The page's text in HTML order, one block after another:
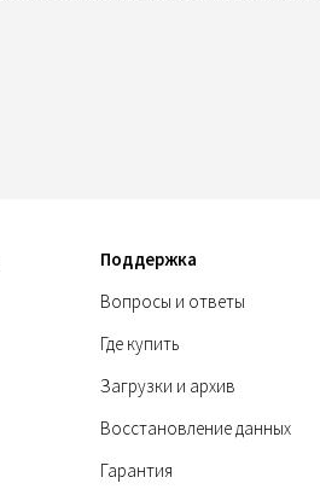
Поддержка
Вопросы и ответы
Где купить
Загрузки и архив
Восстановление данных
Гарантия